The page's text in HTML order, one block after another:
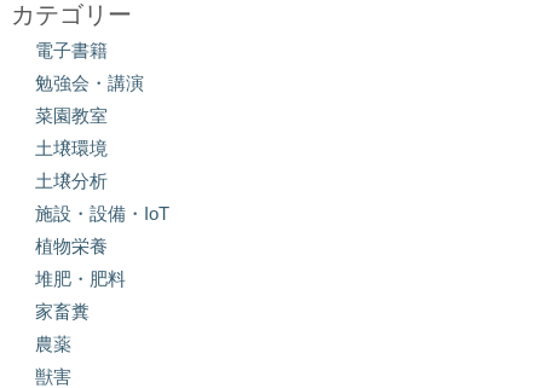
カテゴリー
電子書籍
勉強会・講演
菜園教室
土壌環境
土壌分析
施設・設備・IoT
植物栄養
堆肥・肥料
家畜糞
農薬
獣害